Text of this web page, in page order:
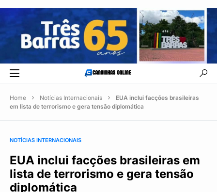
Home Notícias Internacionais
EUA inclui facções brasileiras
em lista de terrorismo e gera tensão diplomática
NOTÍCIAS INTERNACIONAIS
EUA inclui facções brasileiras em
lista de terrorismo e gera tensão
diplomática